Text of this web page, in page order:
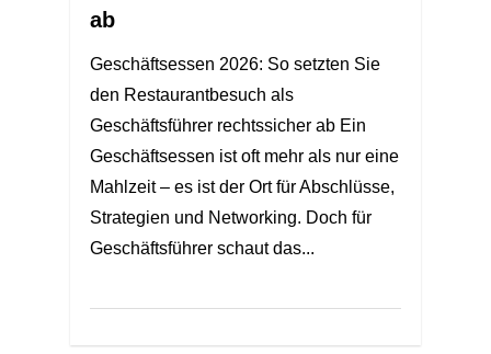
ab
Geschäftsessen 2026: So setzten Sie
den Restaurantbesuch als
Geschäftsführer rechtssicher ab Ein
Geschäftsessen ist oft mehr als nur eine
Mahlzeit – es ist der Ort für Abschlüsse,
Strategien und Networking. Doch für
Geschäftsführer schaut das...